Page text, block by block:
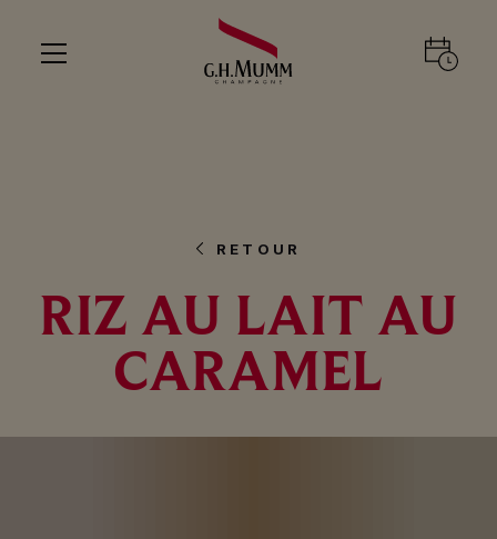
RETOUR
RIZ AU LAIT AU
CARAMEL